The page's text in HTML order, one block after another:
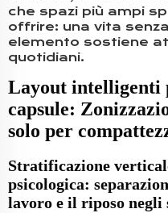
che spazi più ampi
offrire: una vita
elemento sostiene
quotidiani.
Layout intelligenti
capsule:
solo per
Stratificazione
psicologica:
lavoro e il riposo negli